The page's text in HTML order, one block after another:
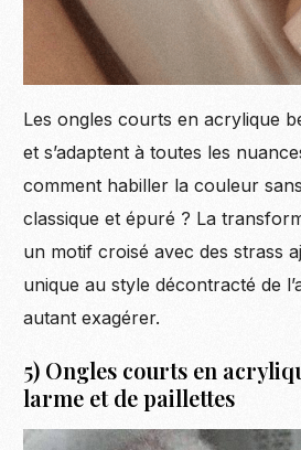
Les ongles courts en acrylique
et s’adaptent à toutes les
comment habiller la couleur
classique et épuré ? La
un motif croisé avec des strass
unique au style décontracté de
autant exagérer.
5) Ongles courts en
larme et de paillettes